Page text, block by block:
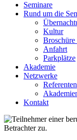
Seminare
Rund um die
Kultur
Broschüre
Anfahrt
Parkplätze
Akademie
Netzwerke
Referenten
Kontakt